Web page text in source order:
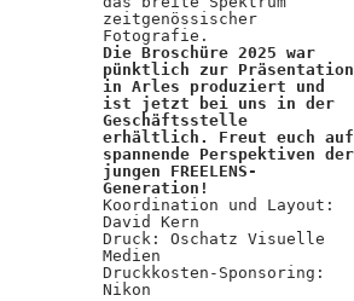
zeitgenössischer
Fotografie.
Die Broschüre 2025 war
pünktlich zur Präsentation
in Arles produziert und
ist jetzt bei uns in der
Geschäftsstelle
erhältlich. Freut euch auf
spannende Perspektiven der
jungen FREELENS-
Generation!
Koordination und Layout:
David Kern
Druck: Oschatz Visuelle
Medien
Druckkosten-Sponsoring:
Nikon